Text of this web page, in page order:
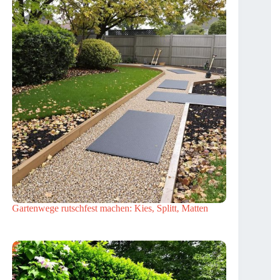
Gartenwege rutschfest machen: Kies, Splitt, Matten